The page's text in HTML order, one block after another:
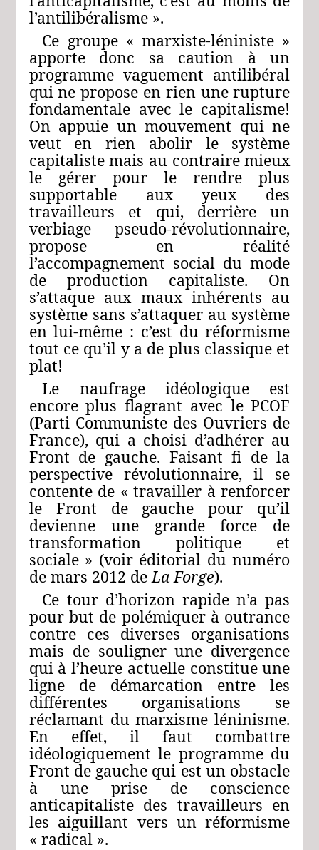
l’antilibéralisme ».
Ce groupe « marxiste-léniniste »
apporte donc sa caution à un
programme vaguement antilibéral
qui ne propose en rien une rupture
fondamentale avec le capitalisme!
On appuie un mouvement qui ne
veut en rien abolir le système
capitaliste mais au contraire mieux
le gérer pour le rendre plus
supportable aux yeux des
travailleurs et qui, derrière un
verbiage pseudo-révolutionnaire,
propose en réalité
l’accompagnement social du mode
de production capitaliste. On
s’attaque aux maux inhérents au
système sans s’attaquer au système
en lui-même : c’est du réformisme
tout ce qu’il y a de plus classique et
plat!
Le naufrage idéologique est
encore plus flagrant avec le PCOF
(Parti Communiste des Ouvriers de
France), qui a choisi d’adhérer au
Front de gauche. Faisant fi de la
perspective révolutionnaire, il se
contente de « travailler à renforcer
le Front de gauche pour qu’il
devienne une grande force de
transformation politique et
sociale » (voir éditorial du numéro
de mars 2012 deLa Forge).
Ce tour d’horizon rapide n’a pas
pour but de polémiquer à outrance
contre ces diverses organisations
mais de souligner une divergence
qui à l’heure actuelle constitue une
ligne de démarcation entre les
différentes organisations se
réclamant du marxisme léninisme.
En effet, il faut combattre
idéologiquement le programme du
Front de gauche qui est un obstacle
à une prise de conscience
anticapitaliste des travailleurs en
les aiguillant vers un réformisme
« radical ».